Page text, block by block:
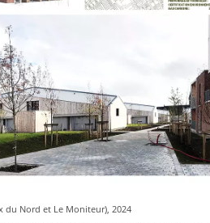
du Nord et Le Moniteur), 2024